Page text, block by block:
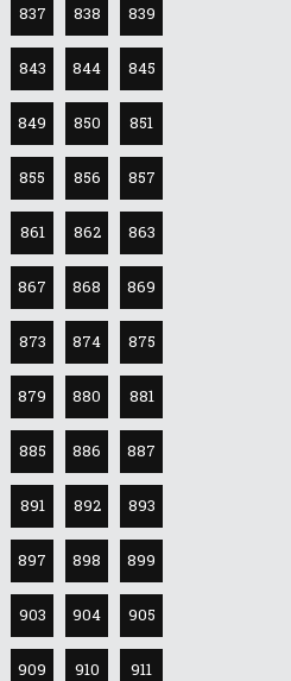
837 838 839
843 844 845
849 850 851
855 856 857
861 862 863
867 868 869
873 874 875
879 880 881
885 886 887
891 892 893
897 898 899
903 904 905
909 910 911